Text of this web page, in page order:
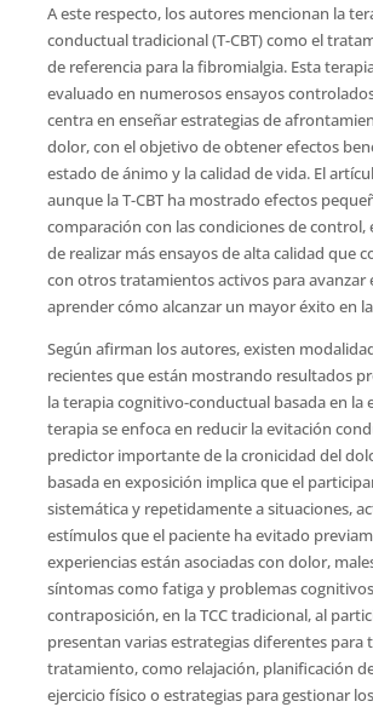
A este respecto, los autores mencionan la
conductual tradicional (T-CBT) como el
de referencia para la fibromialgia. Esta
evaluado en numerosos ensayos
centra en enseñar estrategias de
dolor, con el objetivo de obtener efectos
estado de ánimo y la calidad de vida. El
aunque la T-CBT ha mostrado efectos
comparación con las condiciones de control,
de realizar más ensayos de alta calidad que
con otros tratamientos activos para avanzar
aprender cómo alcanzar un mayor éxito en
Según afirman los autores, existen
recientes que están mostrando resultados
la terapia cognitivo-conductual basada en la
terapia se enfoca en reducir la evitación
predictor importante de la cronicidad del
basada en exposición implica que el
sistemática y repetidamente a situaciones,
estímulos que el paciente ha evitado
experiencias están asociadas con dolor,
síntomas como fatiga y problemas
contraposición, en la TCC tradicional, al
presentan varias estrategias diferentes para
tratamiento, como relajación, planificación
ejercicio físico o estrategias para gestionar